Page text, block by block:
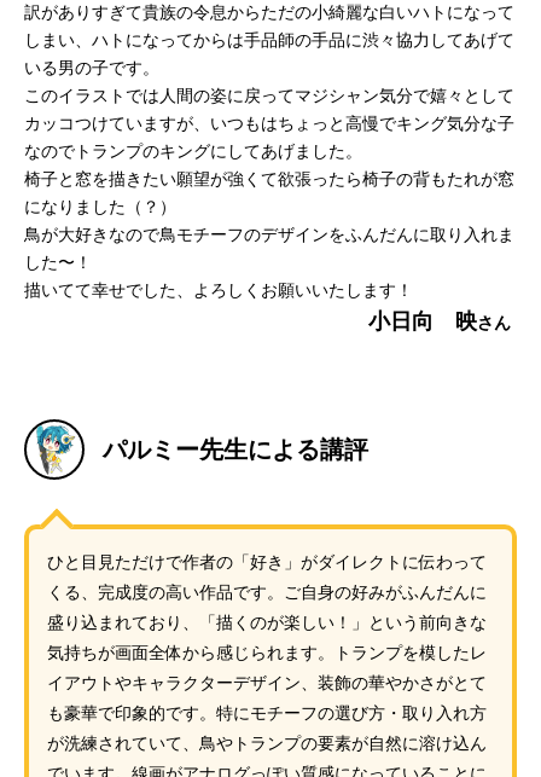
訳がありすぎて貴族の令息からただの小綺麗な白いハトになって
しまい、ハトになってからは手品師の手品に渋々協力してあげて
いる男の子です。
このイラストでは人間の姿に戻ってマジシャン気分で嬉々として
カッコつけていますが、いつもはちょっと高慢でキング気分な子
なのでトランプのキングにしてあげました。
椅子と窓を描きたい願望が強くて欲張ったら椅子の背もたれが窓
になりました（？）
鳥が大好きなので鳥モチーフのデザインをふんだんに取り入れま
した〜！
描いてて幸せでした、よろしくお願いいたします！
小日向 映
パルミー先生による講評
ひと目見ただけで作者の「好き」がダイレクトに伝わって
くる、完成度の高い作品です。ご自身の好みがふんだんに
盛り込まれており、「描くのが楽しい！」という前向きな
気持ちが画面全体から感じられます。トランプを模したレ
イアウトやキャラクターデザイン、装飾の華やかさがとて
も豪華で印象的です。特にモチーフの選び方・取り入れ方
が洗練されていて、鳥やトランプの要素が自然に溶け込ん
でいます。線画がアナログっぽい質感になっていることに